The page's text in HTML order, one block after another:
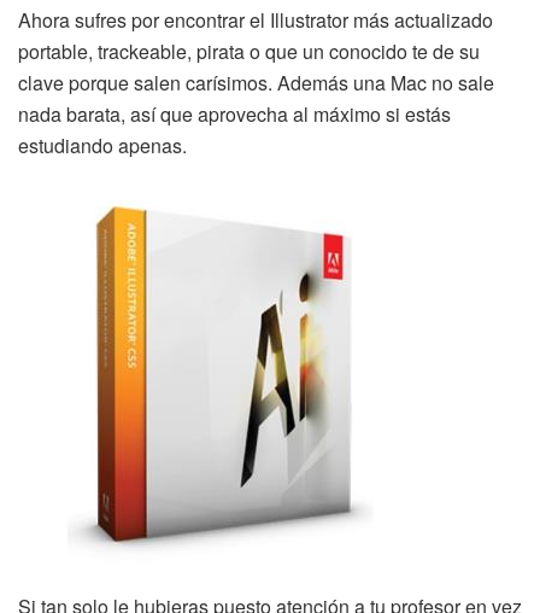
Ahora sufres por encontrar el Illustrator más actualizado
portable, trackeable, pirata o que un conocido te de su
clave porque salen carísimos. Además una Mac no sale
nada barata, así que aprovecha al máximo si estás
estudiando apenas.
Si tan solo le hubieras puesto atención a tu profesor en vez